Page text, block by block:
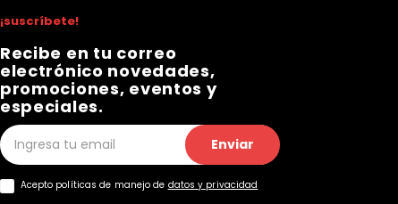
¡suscríbete!
Recibe en tu correo
electrónico novedades,
promociones, eventos y
especiales.
Enviar
Acepto políticas de manejo de datos y privacidad